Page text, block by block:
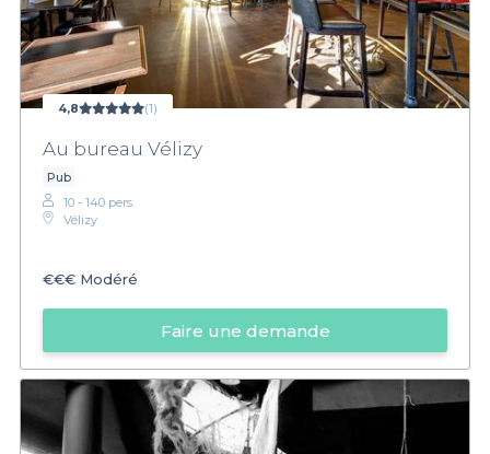
4,8 (1)
Au bureau Vélizy
Pub
10 - 140 pers.
Vélizy
€€€ Modéré
Faire une demande